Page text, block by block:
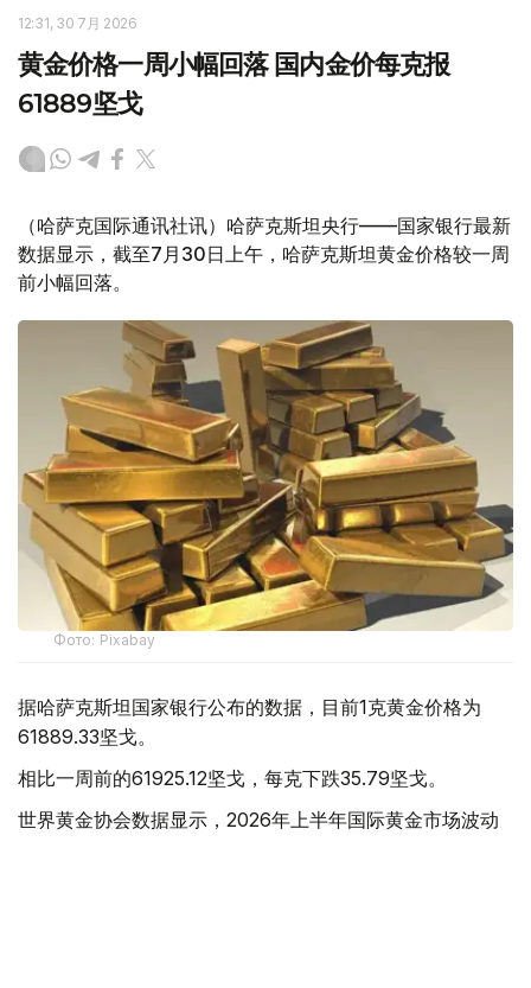
12:31, 30 7月 2026
黄金价格一周小幅回落 国内金价每克报
61889坚戈
（哈萨克国际通讯社讯）哈萨克斯坦央行——国家银行最新
数据显示，截至7月30日上午，哈萨克斯坦黄金价格较一周
前小幅回落。
Фото: Pixabay
据哈萨克斯坦国家银行公布的数据，目前1克黄金价格为
61889.33坚戈。
相比一周前的61925.12坚戈，每克下跌35.79坚戈。
世界黄金协会数据显示，2026年上半年国际黄金市场波动